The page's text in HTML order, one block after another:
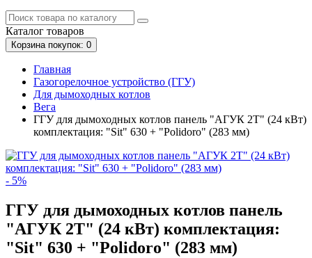
Каталог товаров
Корзинапокупок: 0
Главная
Газогорелочное устройство (ГГУ)
Для дымоходных котлов
Вега
ГГУ для дымоходных котлов панель "АГУК 2Т" (24 кВт)
комплектация: "Sit" 630 + "Polidoro" (283 мм)
- 5%
ГГУ для дымоходных котлов панель
"АГУК 2Т" (24 кВт) комплектация:
"Sit" 630 + "Polidoro" (283 мм)